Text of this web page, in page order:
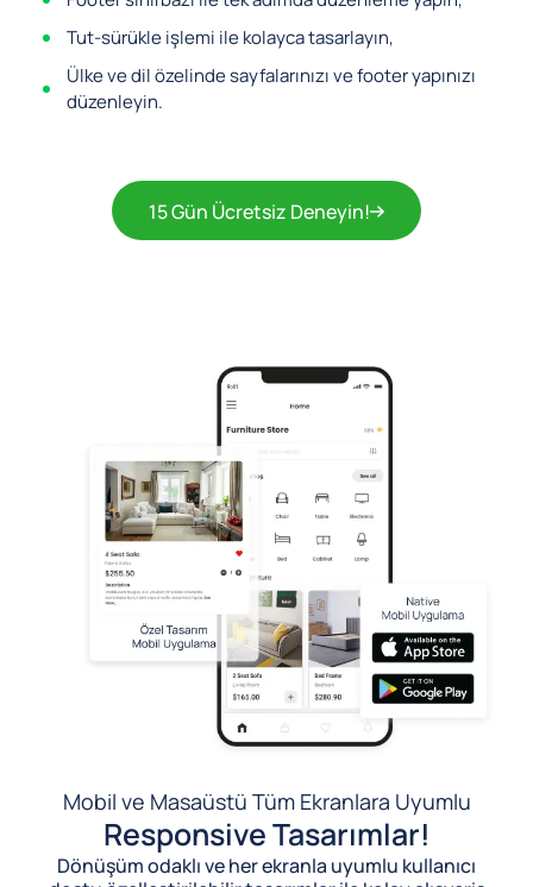
Tut-sürükle işlemi ile kolayca tasarlayın,
Ülke ve dil özelinde sayfalarınızı ve footer yapınızı
düzenleyin.
15 Gün Ücretsiz Deneyin!
Mobil ve Masaüstü Tüm Ekranlara Uyumlu
Responsive Tasarımlar!
Dönüşüm odaklı ve her ekranla uyumlu kullanıcı